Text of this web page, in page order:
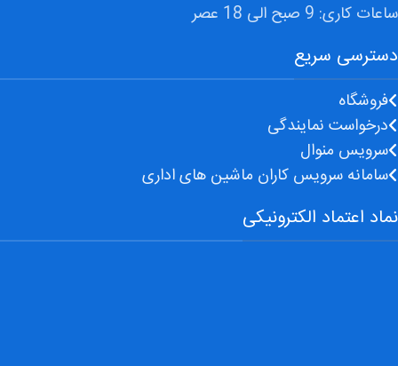
نماد اعتماد الکترونیکی
دسترسی سریع
فروشگاه
درخواست نمایندگی
سرویس منوال
سامانه سرویس کاران ماشین های اداری
ساعات کاری: 9 صبح الی 18 عصر